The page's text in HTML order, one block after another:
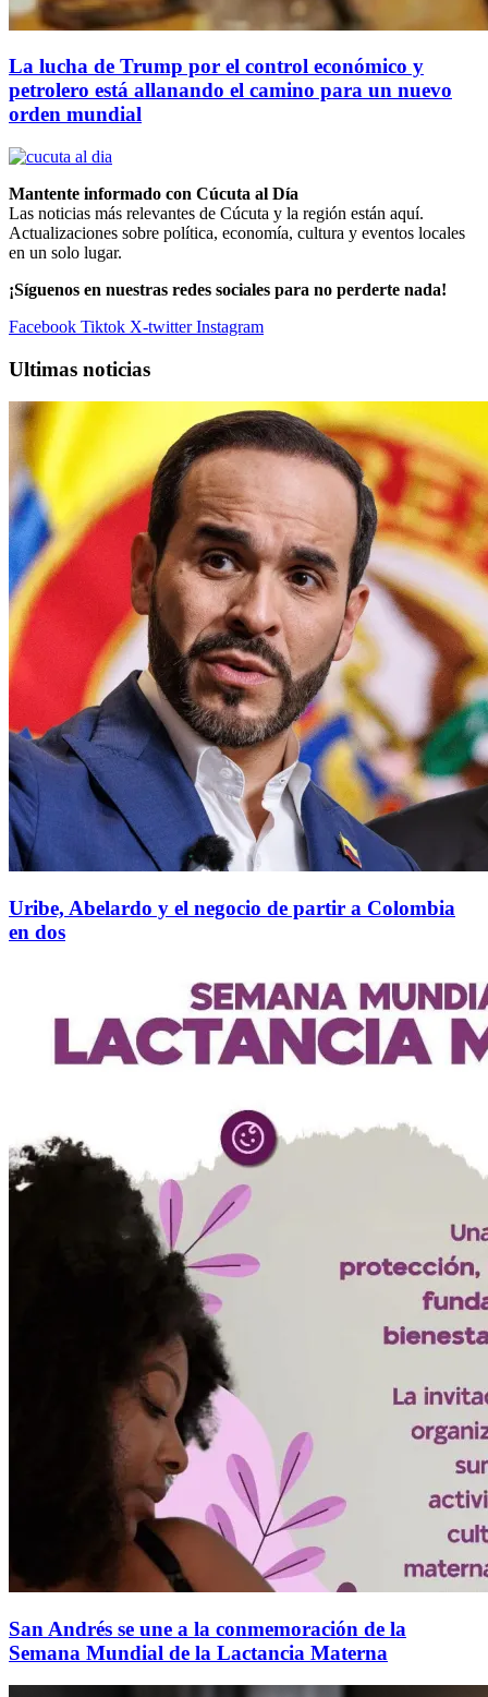
La lucha de Trump por el control económico y
petrolero está allanando el camino para un nuevo
orden mundial
Mantente informado con Cúcuta al Día
Las noticias más relevantes de Cúcuta y la región están aquí.
Actualizaciones sobre política, economía, cultura y eventos locales
en un solo lugar.
¡Síguenos en nuestras redes sociales para no perderte nada!
Facebook Tiktok X-twitter Instagram
Ultimas noticias
Uribe, Abelardo y el negocio de partir a Colombia
en dos
San Andrés se une a la conmemoración de la
Semana Mundial de la Lactancia Materna